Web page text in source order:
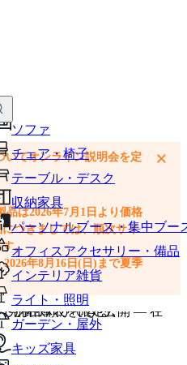
ソファ
チェア・椅子
テーブル・デスク
収納家具
パーソナルブース・集中ブー
オフィスアクセサリー・備品
インテリア雑貨
ライト・照明
ガーデン・屋外
キッズ家具
て、カートに追加できます
てオンライン説明会を定
は2026年7月1日より価格
つきましては、順次サイ
。
年8月16日(日)まで夏季
×